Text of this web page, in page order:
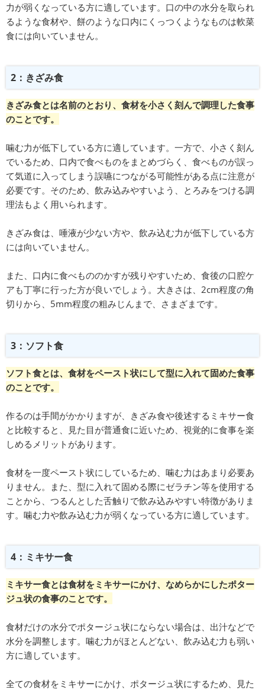
力が弱くなっている方に適しています。口の中の水分を取られ
るような食材や、餅のような口内にくっつくようなものは軟菜
食には向いていません。
2：きざみ食
きざみ食とは名前のとおり、食材を小さく刻んで調理した食事
のことです。
噛む力が低下している方に適しています。一方で、小さく刻ん
でいるため、口内で食べものをまとめづらく、食べものが誤っ
て気道に入ってしまう誤嚥につながる可能性がある点に注意が
必要です。そのため、飲み込みやすいよう、とろみをつける調
理法もよく用いられます。
きざみ食は、唾液が少ない方や、飲み込む力が低下している方
には向いていません。
また、口内に食べもののかすが残りやすいため、食後の口腔ケ
アも丁寧に行った方が良いでしょう。大きさは、2cm程度の角
切りから、5mm程度の粗みじんまで、さまざまです。
3：ソフト食
ソフト食とは、食材をペースト状にして型に入れて固めた食事
のことです。
作るのは手間がかかりますが、きざみ食や後述するミキサー食
と比較すると、見た目が普通食に近いため、視覚的に食事を楽
しめるメリットがあります。
食材を一度ペースト状にしているため、噛む力はあまり必要あ
りません。また、型に入れて固める際にゼラチン等を使用する
ことから、つるんとした舌触りで飲み込みやすい特徴がありま
す。噛む力や飲み込む力が弱くなっている方に適しています。
4：ミキサー食
ミキサー食とは食材をミキサーにかけ、なめらかにしたポター
ジュ状の食事のことです。
食材だけの水分でポタージュ状にならない場合は、出汁などで
水分を調整します。噛む力がほとんどない、飲み込む力も弱い
方に適しています。
全ての食材をミキサーにかけ、ポタージュ状にするため、見た